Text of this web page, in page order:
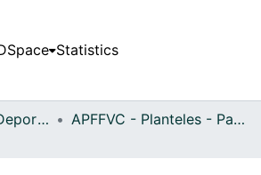
Statistics
La Educación y el Deporte
APFFVC - Planteles - Patrimonial